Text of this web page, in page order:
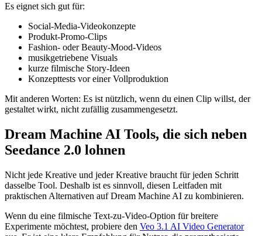
Es eignet sich gut für:
Social-Media-Videokonzepte
Produkt-Promo-Clips
Fashion- oder Beauty-Mood-Videos
musikgetriebene Visuals
kurze filmische Story-Ideen
Konzepttests vor einer Vollproduktion
Mit anderen Worten: Es ist nützlich, wenn du einen Clip willst, der
gestaltet wirkt, nicht zufällig zusammengesetzt.
Dream Machine AI Tools, die sich neben
Seedance 2.0 lohnen
Nicht jede Kreative und jeder Kreative braucht für jeden Schritt
dasselbe Tool. Deshalb ist es sinnvoll, diesen Leitfaden mit
praktischen Alternativen auf Dream Machine AI zu kombinieren.
Wenn du eine filmische Text-zu-Video-Option für breitere
Experimente möchtest, probiere den Veo 3.1 AI Video Generator